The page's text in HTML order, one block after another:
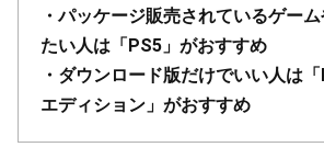
・パッケージ販売されているゲー
たい人は「PS5」がおすすめ
・ダウンロード版だけでいい人は
エディション」がおすすめ